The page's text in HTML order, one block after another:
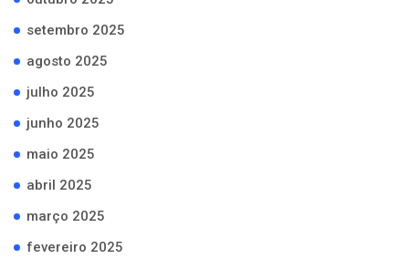
setembro 2025
agosto 2025
julho 2025
junho 2025
maio 2025
abril 2025
março 2025
fevereiro 2025